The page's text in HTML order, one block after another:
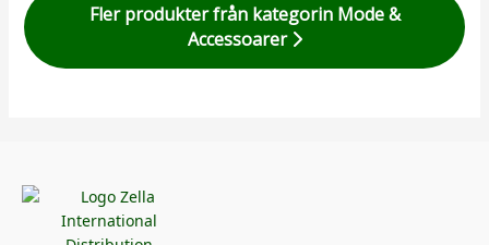
Fler produkter från kategorin Mode &
Accessoarer